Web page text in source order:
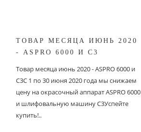
ТОВАР МЕСЯЦА ИЮНЬ 2020
- ASPRO 6000 И С3
Товар месяца июнь 2020 - ASPRO 6000 и
С3С 1 по 30 июня 2020 года мы снижаем
цену на окрасочный аппарат ASPRO 6000
и шлифовальную машину C3Успейте
купить!..